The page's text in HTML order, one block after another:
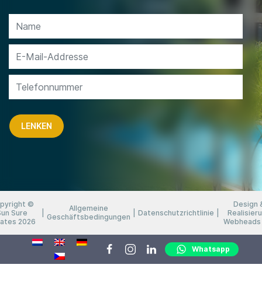
©
Sure
2026
Allgemeine
Geschäftsbedingungen
Datenschutzrichtlinie
Design
Webheads
Whatsapp